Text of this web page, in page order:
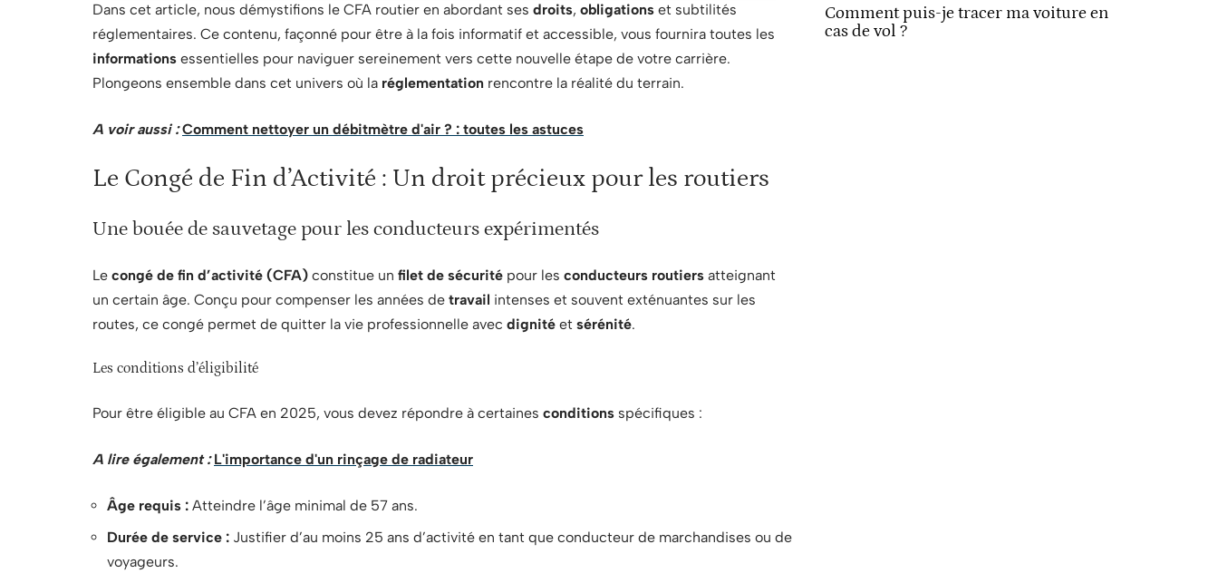
Dans cet article, nous démystifions le CFA routier en abordant ses droits, obligations et subtilités
réglementaires. Ce contenu, façonné pour être à la fois informatif et accessible, vous fournira toutes les
informations essentielles pour naviguer sereinement vers cette nouvelle étape de votre carrière.
Plongeons ensemble dans cet univers où la réglementation rencontre la réalité du terrain.
A voir aussi : Comment nettoyer un débitmètre d'air ? : toutes les astuces
Le Congé de Fin d’Activité : Un droit précieux pour les routiers
Une bouée de sauvetage pour les conducteurs expérimentés
Le congé de fin d’activité (CFA) constitue un filet de sécurité pour les conducteurs routiers atteignant
un certain âge. Conçu pour compenser les années de travail intenses et souvent exténuantes sur les
routes, ce congé permet de quitter la vie professionnelle avec dignité et sérénité.
Les conditions d’éligibilité
Pour être éligible au CFA en 2025, vous devez répondre à certaines conditions spécifiques :
A lire également : L'importance d'un rinçage de radiateur
Âge requis : Atteindre l’âge minimal de 57 ans.
Durée de service : Justifier d’au moins 25 ans d’activité en tant que conducteur de marchandises ou de
voyageurs.
Comment puis-je tracer ma voiture en
cas de vol ?